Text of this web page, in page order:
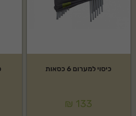
כיסוי למערום 6 כסאות
₪ 133